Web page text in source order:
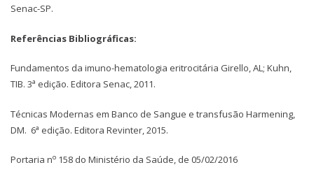
Senac-SP.
Referências Bibliográficas:
Fundamentos da imuno-hematologia eritrocitária Girello, AL; Kuhn,
TIB. 3a edição. Editora Senac, 2011.
Técnicas Modernas em Banco de Sangue e transfusão Harmening,
DM. 6a edição. Editora Revinter, 2015.
Portaria no 158 do Ministério da Saúde, de 05/02/2016